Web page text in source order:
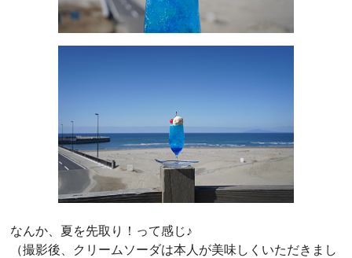
なんか、夏を先取り！って感じ♪
（撮影後、クリームソーダは本人が美味しくいただきまし